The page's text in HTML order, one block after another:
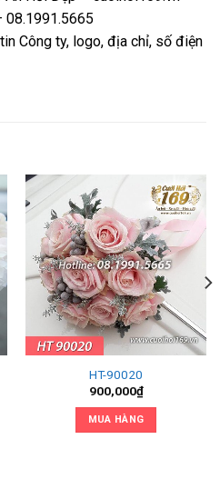
Công ty, logo, địa chỉ, số điện
HT-90020
900,000₫
MUA HÀNG